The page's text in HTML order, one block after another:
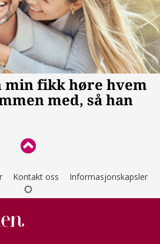
Kontakt oss Informasjonskapsler